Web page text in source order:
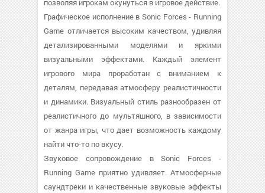
позволяя игрокам окунуться в игровое действие.
Графическое исполнение в Sonic Forces - Running
Game отличается высоким качеством, удивляя
детализированными моделями и яркими
визуальными эффектами. Каждый элемент
игрового мира проработан с вниманием к
деталям, передавая атмосферу реалистичности
и динамики. Визуальный стиль разнообразен от
реалистичного до мультяшного, в зависимости
от жанра игры, что дает возможность каждому
найти что-то по вкусу.
Звуковое сопровождение в Sonic Forces -
Running Game приятно удивляет. Атмосферные
саундтреки и качественные звуковые эффекты